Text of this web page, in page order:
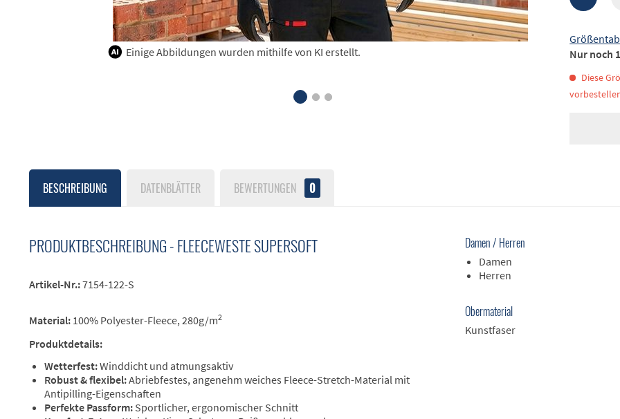
Einige Abbildungen wurden mithilfe von KI erstellt.
Diese
Nur noch
BESCHREIBUNG DATENBLÄTTER BEWERTUNGEN 0
PRODUKTBESCHREIBUNG - FLEECEWESTE SUPERSOFT
Artikel-Nr.:7154-122-S
Material: 100% Polyester-Fleece, 280g/m2
Produktdetails:
Wetterfest:Winddicht und atmungsaktiv
Robust & flexibel:Abriebfestes, angenehm weiches Fleece-Stretch-Material mit
Antipilling-Eigenschaften
Perfekte Passform: Sportlicher, ergonomischer Schnitt
Damen / Herren
Damen
Herren
Obermaterial
Kunstfaser